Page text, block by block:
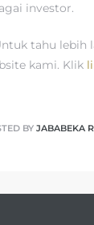
investor.
tahu lebih
kami. Klik
BY JABABEKA